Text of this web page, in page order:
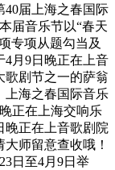
40届上海之春国际
届音乐节以“春天
专项从题勾当及
4月9日晚正在上音
歌剧节之一的萨翁
上海之春国际音乐
正在上海交响乐
晚正在上音歌剧院
师留意查收哦！
日至4月9日举